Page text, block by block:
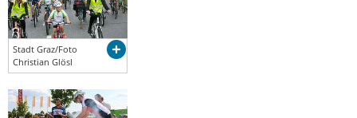
Stadt Graz/Foto
Christian Glösl